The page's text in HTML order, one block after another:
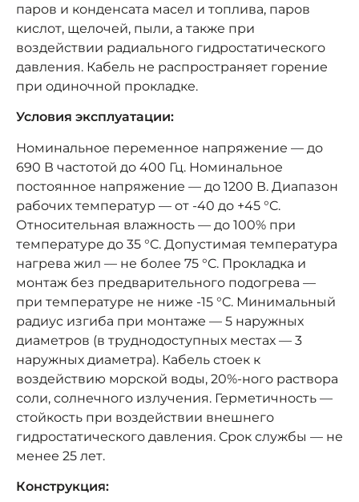
паров и конденсата масел и топлива, паров
кислот, щелочей, пыли, а также при
воздействии радиального гидростатического
давления. Кабель не распространяет горение
при одиночной прокладке.
Условия эксплуатации:
Номинальное переменное напряжение — до
690 В частотой до 400 Гц. Номинальное
постоянное напряжение — до 1200 В. Диапазон
рабочих температур — от -40 до +45 °C.
Относительная влажность — до 100% при
температуре до 35 °C. Допустимая температура
нагрева жил — не более 75 °C. Прокладка и
монтаж без предварительного подогрева —
при температуре не ниже -15 °C. Минимальный
радиус изгиба при монтаже — 5 наружных
диаметров (в труднодоступных местах — 3
наружных диаметра). Кабель стоек к
воздействию морской воды, 20%-ного раствора
соли, солнечного излучения. Герметичность —
стойкость при воздействии внешнего
гидростатического давления. Срок службы — не
менее 25 лет.
Конструкция: